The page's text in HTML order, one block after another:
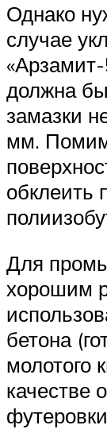
Однако
случае
должна
замазки
мм.
обклеить
Для
хорошим
бетона
молотого
качестве